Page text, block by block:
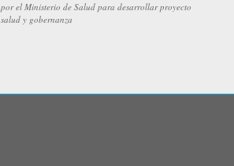
el Ministerio de Salud para desarrollar proyecto
y gobernanza